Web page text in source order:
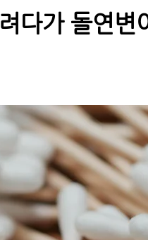
다가 돌연변